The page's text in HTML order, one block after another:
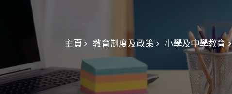
主頁 > 教育制度及政策 > 小學及中學教育 >